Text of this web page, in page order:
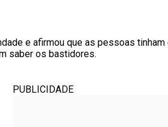
e afirmou que as pessoas
saber os bastidores.
PUBLICIDADE